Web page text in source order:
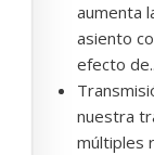
aumenta
asiento
efecto
nuestra
múltiples